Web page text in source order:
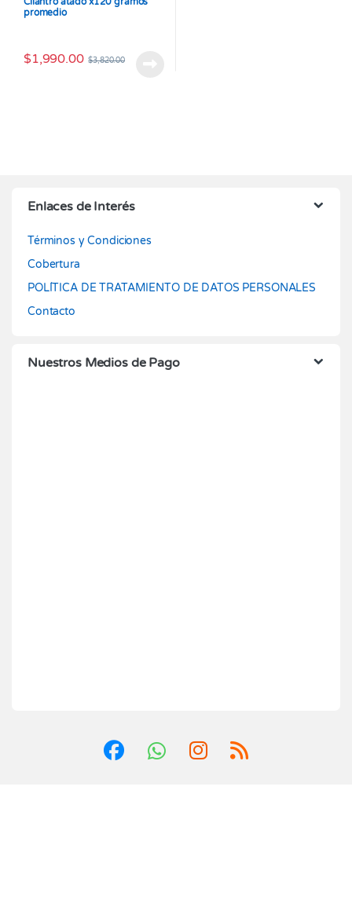
promedio
$1,990.00 $3,820.00
Enlaces de Interés
Términos y Condiciones
Cobertura
POLÍTICA DE TRATAMIENTO DE DATOS PERSONALES
Contacto
Nuestros Medios de Pago